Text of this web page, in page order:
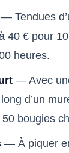
Tendues
40 € pour
heures.
— Avec
d’un
bougies
— À piquer